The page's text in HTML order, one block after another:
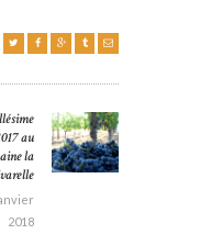
Next post:
au
la
2018